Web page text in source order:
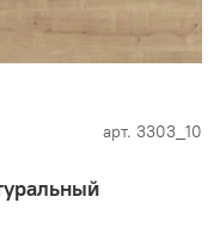
арт. 3303_10